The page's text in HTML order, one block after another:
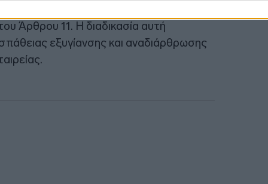
την υπαγωγή της στη διαδικασία
Άρθρου 11. Η διαδικασία αυτή
εξυγίανσης και αναδιάρθρωσης